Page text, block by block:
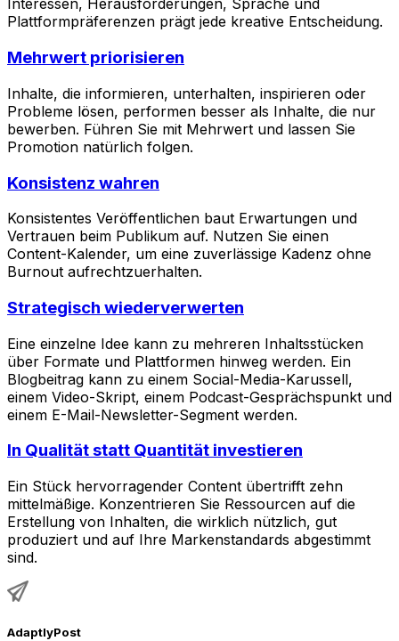
Interessen, Herausforderungen, Sprache und
Plattformpräferenzen prägt jede kreative Entscheidung.
Mehrwert priorisieren
Inhalte, die informieren, unterhalten, inspirieren oder
Probleme lösen, performen besser als Inhalte, die nur
bewerben. Führen Sie mit Mehrwert und lassen Sie
Promotion natürlich folgen.
Konsistenz wahren
Konsistentes Veröffentlichen baut Erwartungen und
Vertrauen beim Publikum auf. Nutzen Sie einen
Content-Kalender, um eine zuverlässige Kadenz ohne
Burnout aufrechtzuerhalten.
Strategisch wiederverwerten
Eine einzelne Idee kann zu mehreren Inhaltsstücken
über Formate und Plattformen hinweg werden. Ein
Blogbeitrag kann zu einem Social-Media-Karussell,
einem Video-Skript, einem Podcast-Gesprächspunkt und
einem E-Mail-Newsletter-Segment werden.
In Qualität statt Quantität investieren
Ein Stück hervorragender Content übertrifft zehn
mittelmäßige. Konzentrieren Sie Ressourcen auf die
Erstellung von Inhalten, die wirklich nützlich, gut
produziert und auf Ihre Markenstandards abgestimmt
sind.
AdaptlyPost